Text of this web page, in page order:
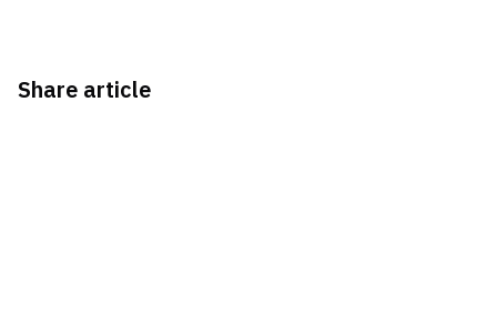
Share article